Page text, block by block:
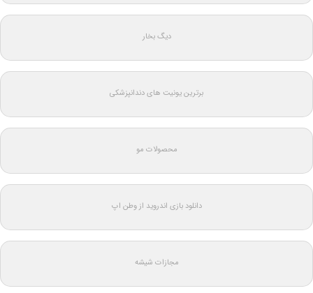
دیگ بخار
برترین یونیت های دندانپزشکی
محصولات مو
دانلود بازی اندروید از وطن اپ
مجازات شیشه